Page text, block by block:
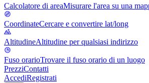
Calcolatore di areaMisurare l'area su una
CoordinateCercare e convertire lat/long
AltitudineAltitudine per qualsiasi indirizzo
Fuso orarioTrovare il fuso orario di un luogo
PrezziContatti
AccediRegistrati